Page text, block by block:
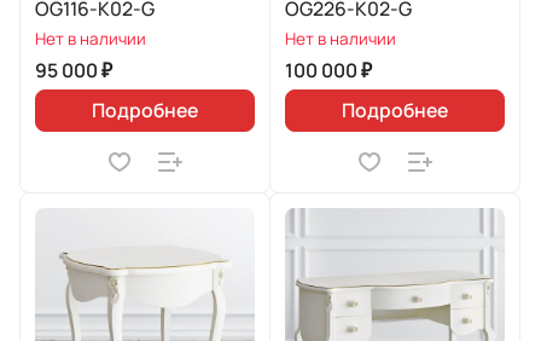
OG116-K02-G
Нет в наличии
95 000 ₽
Подробнее
OG226-K02-G
Нет в наличии
100 000 ₽
Подробнее